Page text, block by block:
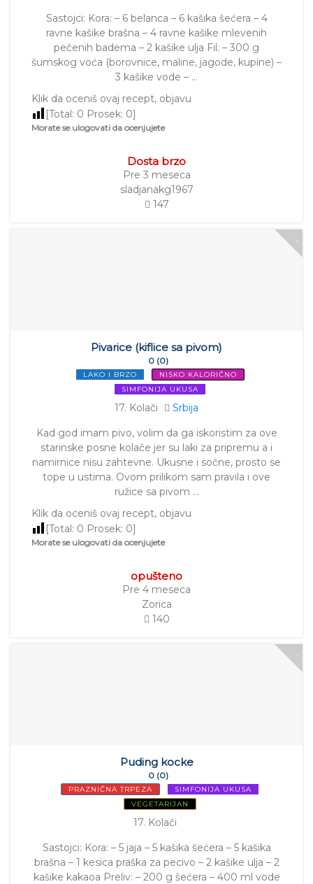
Sastojci: Kora: – 6 belanca – 6 kašika šećera – 4
ravne kašike brašna – 4 ravne kašike mlevenih
pečenih badema – 2 kašike ulja Fil: – 300 g
šumskog voća (borovnice, maline, jagode, kupine) –
3 kašike vode – …
Klik da oceniš ovaj recept, objavu
[Total: 0 Prosek: 0]
Morate se ulogovati da ocenjujete
Dosta brzo
Pre 3 meseca
sladjanakg1967
147
Pivarice (kiflice sa pivom)
0 (0)
LAKO I BRZO
NISKO KALORIČNO
SIMFONIJA UKUSA
17. Kolači
Srbija
Kad god imam pivo, volim da ga iskoristim za ove
starinske posne kolače jer su laki za pripremu a i
namirnice nisu zahtevne. Ukusne i sočne, prosto se
tope u ustima. Ovom prilikom sam pravila i ove
ružice sa pivom …
Klik da oceniš ovaj recept, objavu
[Total: 0 Prosek: 0]
Morate se ulogovati da ocenjujete
opušteno
Pre 4 meseca
Zorica
140
Puding kocke
0 (0)
PRAZNIČNA TRPEZA
SIMFONIJA UKUSA
VEGETARIJAN
17. Kolači
Sastojci: Kora: – 5 jaja – 5 kašika šećera – 5 kašika
brašna – 1 kesica praška za pecivo – 2 kašike ulja – 2
kašike kakaoa Preliv: – 200 g šećera – 400 ml vode